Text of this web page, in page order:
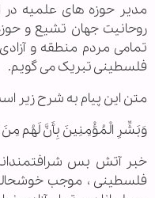
مدیر حوزه های علمیه در
روحانیت جهان تشیع و
تمامی مردم منطقه و
فلسطینی تبریک می گویم.
متن این پیام به شرح زیر
وَبَشِّرِ الْمُؤْمِنِينَ بِأَنَّ لَهُم مِنَ
خبر آتش بس
فلسطینی ، موجب